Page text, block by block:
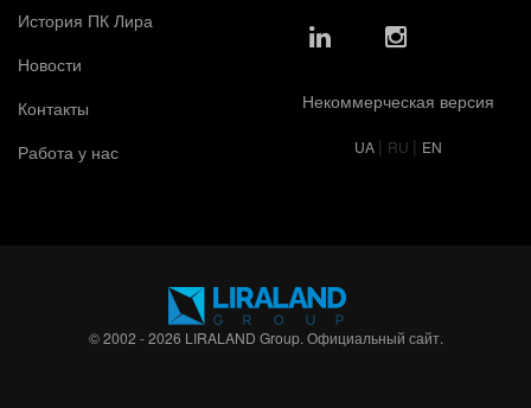
История ПК Лира
Новости
Контакты
Работа у нас
Некоммерческая версия
UA | RU | EN
© 2002 - 2026 LIRALAND Group. Официальный сайт.